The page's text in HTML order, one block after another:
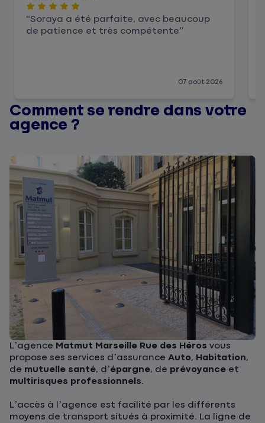
07 août 2026
Soraya a été parfaite, avec beaucoup
de patience et très compétente
Comment se rendre dans votre
agence ?
L’agence Matmut Marseille Rue des Héros vous
propose ses services d’assurance Auto, Habitation,
de mutuelle santé, d’épargne, de prévoyance et
multirisques professionnels.
L’accès à l’agence est facilité par les différents
moyens de transport situés à proximité. La ligne de